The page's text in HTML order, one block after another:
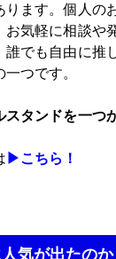
ります。個人の
お気軽に相談や
誰でも自由に推
つです。
スタンドを一つ
▶こちら！
気が出たのか